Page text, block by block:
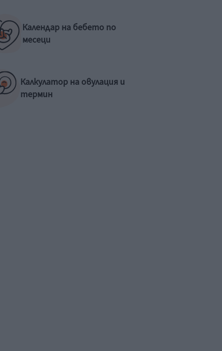
Календар на бебето по
месеци
Калкулатор на овулация и
термин